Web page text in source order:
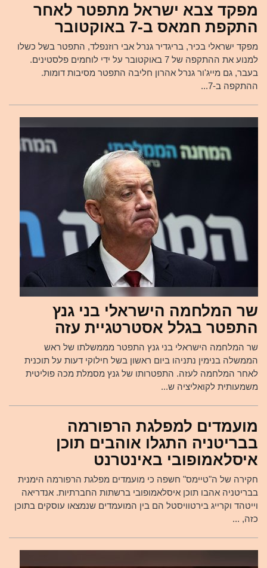
מפקד צבא ישראל מתפטר לאחר
התקפת חמאס ב-7 באוקטובר
מפקד ישראלי בכיר, בריגדיר גנרל אבי רוזנפלד, התפטר בשל כשלו
למנוע את ההתקפה של 7 באוקטובר על ידי לוחמים פלסטינים.
בעבר, גם מייג'ור גנרל אהרון חליבה התפטר מסיבות דומות.
ההתקפה ב-7...
שר המלחמה הישראלי בני גנץ
התפטר בגלל אסטרטגיית עזה
שר המלחמה הישראלי בני גנץ התפטר מממשלתו של ראש
הממשלה בנימין נתניהו ביום ראשון בשל חילוקי דעות על תוכנית
לאחר המלחמה לעזה. התפטרותו של גנץ מסמלת מכה פוליטית
משמעותית לקואליציה ש...
מועמדים למפלגת הרפורמה
בבריטניה התגלו אוהבים תוכן
איסלאמופובי באינטרנט
חקירה של ה"טיימס" חשפה כי מועמדים מפלגת הרפורמה הימנית
בבריטניה אהבו תוכן איסלאמופובי ברשתות החברתיות. אנדריאה
וייטהד וקרייג בירטוויסטל הם בין המועמדים שנמצאו עוסקים בתוכן
כזה, ...